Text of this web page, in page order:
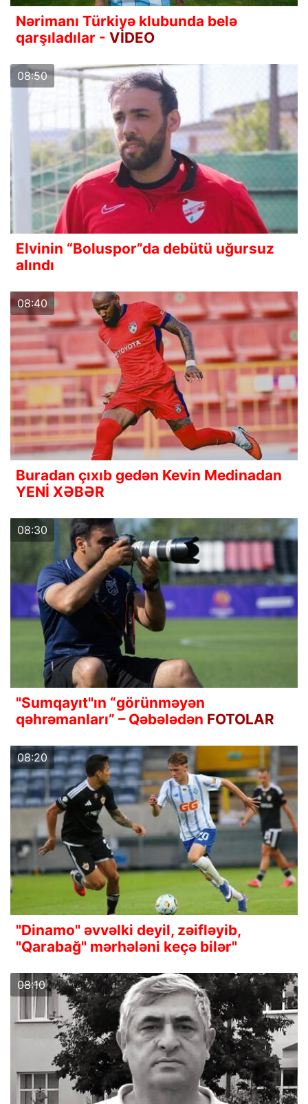
Nərimanı Türkiyə klubunda belə
qarşıladılar - VİDEO
08:50
Elvinin “Boluspor”da debütü uğursuz
alındı
08:40
Buradan çıxıb gedən Kevin Medinadan
YENİ XƏBƏR
08:30
"Sumqayıt"ın “görünməyən
qəhrəmanları” – Qəbələdən FOTOLAR
08:20
"Dinamo" əvvəlki deyil, zəifləyib,
"Qarabağ" mərhələni keçə bilər"
08:10